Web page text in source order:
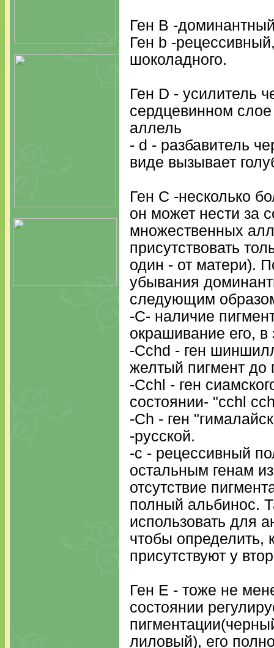
Ген В -
Ген b -
шоколадного.
Ген D - усилитель
сердцевинном
аллель
- d - разбавитель
виде вызывает
Ген С -несколько
он может нести за
множественных
присутствовать
один - от матери).
убывания
следующим
-С- наличие
окрашивание его, в
-Сchd - ген
желтый пигмент до
-Сchl - ген
состоянии- "cchl
-Сh - ген
-русской.
-с - рецессивный
остальным генам
отсутствие
полный альбинос.
использовать для
чтобы определить,
присутствуют у
Ген Е - тоже не
состоянии
лиловый), его